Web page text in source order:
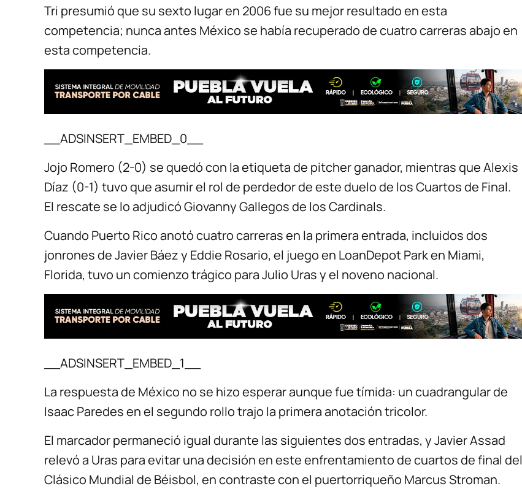
Tri presumió que su sexto lugar en 2006 fue su mejor resultado en esta
competencia; nunca antes México se había recuperado de cuatro carreras abajo en
esta competencia.
__ADSINSERT_EMBED_0__
Jojo Romero (2-0) se quedó con la etiqueta de pitcher ganador, mientras que Alexis
Díaz (0-1) tuvo que asumir el rol de perdedor de este duelo de los Cuartos de Final.
El rescate se lo adjudicó Giovanny Gallegos de los Cardinals.
Cuando Puerto Rico anotó cuatro carreras en la primera entrada, incluidos dos
jonrones de Javier Báez y Eddie Rosario, el juego en LoanDepot Park en Miami,
Florida, tuvo un comienzo trágico para Julio Uras y el noveno nacional.
__ADSINSERT_EMBED_1__
La respuesta de México no se hizo esperar aunque fue tímida: un cuadrangular de
Isaac Paredes en el segundo rollo trajo la primera anotación tricolor.
El marcador permaneció igual durante las siguientes dos entradas, y Javier Assad
relevó a Uras para evitar una decisión en este enfrentamiento de cuartos de final del
Clásico Mundial de Béisbol, en contraste con el puertorriqueño Marcus Stroman.